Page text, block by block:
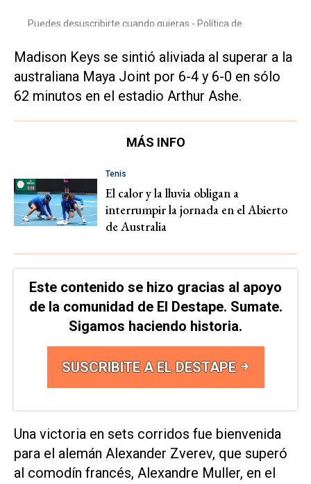
Madison Keys se sintió aliviada al superar a la
australiana Maya Joint por 6-4 y 6-0 en sólo
62 minutos en el estadio Arthur Ashe.
MÁS INFO
Tenis
El calor y la lluvia obligan a
interrumpir la jornada en el Abierto
de Australia
Este contenido se hizo gracias al apoyo
de la comunidad de El Destape. Sumate.
Sigamos haciendo historia.
SUSCRIBITE A EL DESTAPE
Una victoria en sets corridos fue bienvenida
para el alemán Alexander Zverev, que superó
al comodín francés, Alexandre Muller, en el